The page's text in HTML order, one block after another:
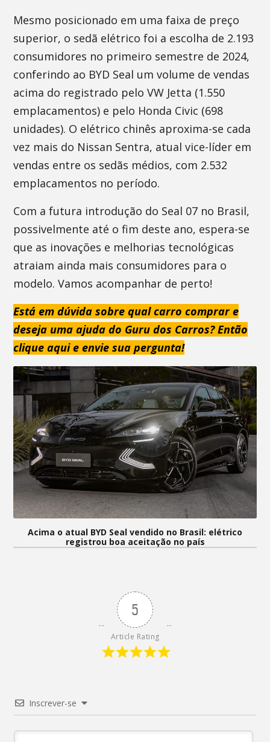
Mesmo posicionado em uma faixa de preço
superior, o sedã elétrico foi a escolha de 2.193
consumidores no primeiro semestre de 2024,
conferindo ao BYD Seal um volume de vendas
acima do registrado pelo VW Jetta (1.550
emplacamentos) e pelo Honda Civic (698
unidades). O elétrico chinês aproxima-se cada
vez mais do Nissan Sentra, atual vice-líder em
vendas entre os sedãs médios, com 2.532
emplacamentos no período.
Com a futura introdução do Seal 07 no Brasil,
possivelmente até o fim deste ano, espera-se
que as inovações e melhorias tecnológicas
atraiam ainda mais consumidores para o
modelo. Vamos acompanhar de perto!
Está em dúvida sobre qual carro comprar e
deseja uma ajuda do Guru dos Carros? Então
clique aqui e envie sua pergunta!
Acima o atual BYD Seal vendido no Brasil: elétrico
registrou boa aceitação no país
5
Article Rating
Inscrever-se